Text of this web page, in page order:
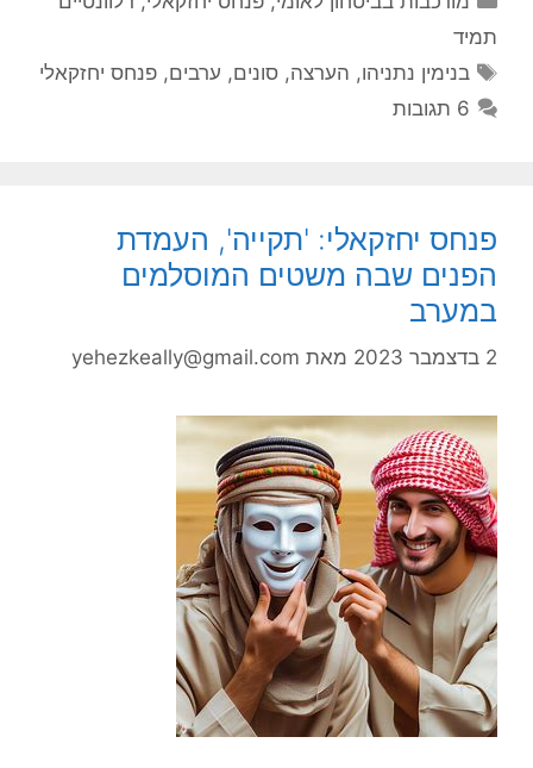
תמיד
תגיות
בנימין נתניהו, הערצה,סונים, ערבים,פנחס יחזקאלי
6 תגובות
פנחס יחזקאלי: 'תקייה', העמדת
הפנים שבה משטים המוסלמים
במערב
2 בדצמבר 2023 מאת yehezkeally@gmail.com